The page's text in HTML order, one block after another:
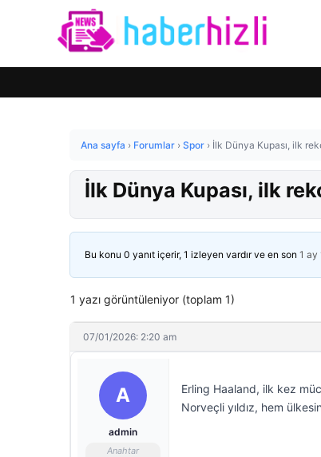
Ana sayfa › Forumlar › Spor › İlk Dünya Kupası, ilk
İlk Dünya Kupası, ilk
Bu konu 0 yanıt içerir, 1 izleyen vardır ve en son 1 ay
1 yazı görüntüleniyor (toplam 1)
07/01/2026: 2:20 am
A
admin
Anahtar
Erling Haaland, ilk kez
Norveçli yıldız, hem